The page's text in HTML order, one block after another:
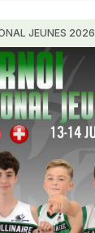
JEUNES 2026